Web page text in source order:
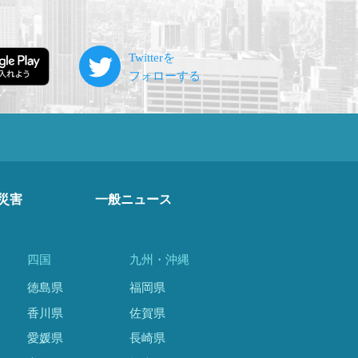
害 一般ニュース
四国
徳島県
香川県
愛媛県
九州・沖縄
福岡県
佐賀県
長崎県